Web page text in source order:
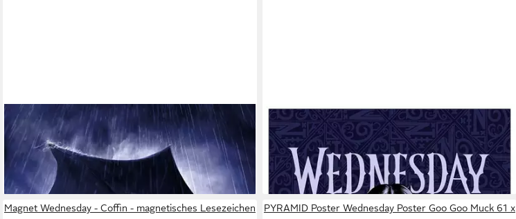
Poster Wednesday - Poster - Downpour
9,59 €
lieferbar - in 2-3 Werktagen bei dir
WEDNESDAY
Kinderdecke Addams Family Fleecedecke Netflix
Serie 100x150cm, Wednesday
9,99 €
lieferbar - in 2-3 Werktagen bei dir
Magnet Wednesday - Coffin - magnetisches Lesezeichen
PYRAMID Poster Wednesday Poster Goo Goo Muck 61 x